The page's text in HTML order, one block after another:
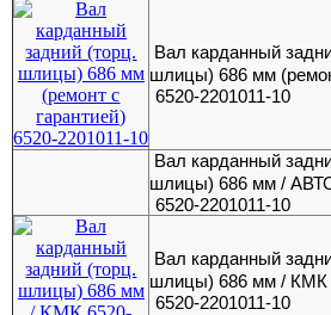
Вал карданный
шлицы) 686 мм
6520-2201011-10
Вал карданный
шлицы) 686 мм /
6520-2201011-10
Вал карданный
шлицы) 686 мм / КМК
6520-2201011-10